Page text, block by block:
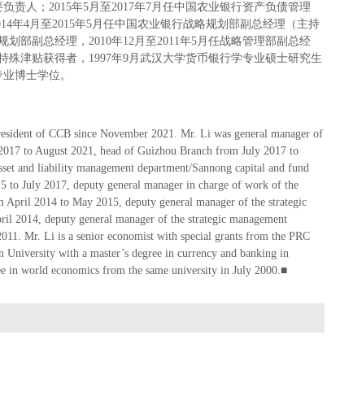
责人；2015年5月至2017年7月任中国农业银行资产负债管理
年4月至2015年5月任中国农业银行战略规划部副总经理（主持
划部副总经理，2010年12月至2011年5月任战略管理部副总经
殊津贴获得者，1997年9月武汉大学货币银行学专业硕士研究生
博士学位。
of CCB since November 2021. Mr. Li was general manager of
to August 2021, head of Guizhou Branch from July 2017 to
and liability management department/Sannong capital and fund
to July 2017, deputy general manager in charge of work of the
2014 to May 2015, deputy general manager of the strategic
2014, deputy general manager of the strategic management
Mr. Li is a senior economist with special grants from the PRC
with a master’s degree in currency and banking in
in world economics from the same university in July 2000.■